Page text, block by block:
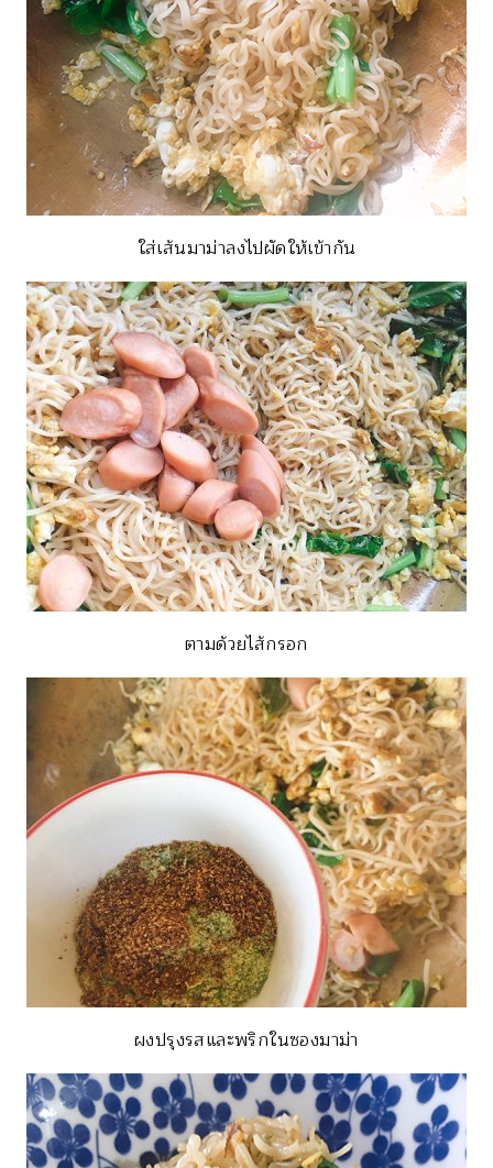
ใส่เส้นมาม่าลงไปผัดให้เข้ากัน
ตามด้วยไส้กรอก
ผงปรุงรสและพริกในซองมาม่า